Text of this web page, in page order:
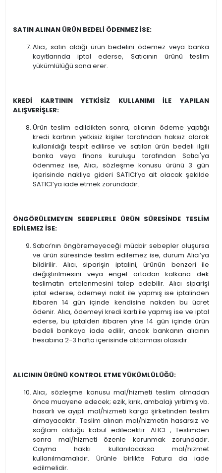
SATIN ALINAN ÜRÜN BEDELİ ÖDENMEZ İSE:
Alıcı, satın aldığı ürün bedelini ödemez veya banka
kayıtlarında iptal ederse, Satıcının ürünü teslim
yükümlülüğü sona erer.
KREDİ KARTININ YETKİSİZ KULLANIMI İLE YAPILAN
ALIŞVERİŞLER:
Ürün teslim edildikten sonra, alıcının ödeme yaptığı
kredi kartının yetkisiz kişiler tarafından haksız olarak
kullanıldığı tespit edilirse ve satılan ürün bedeli ilgili
banka veya finans kuruluşu tarafından Satıcı'ya
ödenmez ise, Alıcı, sözleşme konusu ürünü 3 gün
içerisinde nakliye gideri SATICI’ya ait olacak şekilde
SATICI’ya iade etmek zorundadır.
ÖNGÖRÜLEMEYEN SEBEPLERLE ÜRÜN SÜRESİNDE TESLİM
EDİLEMEZ İSE:
Satıcı’nın öngöremeyeceği mücbir sebepler oluşursa
ve ürün süresinde teslim edilemez ise, durum Alıcı’ya
bildirilir. Alıcı, siparişin iptalini, ürünün benzeri ile
değiştirilmesini veya engel ortadan kalkana dek
teslimatın ertelenmesini talep edebilir. Alıcı siparişi
iptal ederse; ödemeyi nakit ile yapmış ise iptalinden
itibaren 14 gün içinde kendisine nakden bu ücret
ödenir. Alıcı, ödemeyi kredi kartı ile yapmış ise ve iptal
ederse, bu iptalden itibaren yine 14 gün içinde ürün
bedeli bankaya iade edilir, ancak bankanın alıcının
hesabına 2-3 hafta içerisinde aktarması olasıdır.
ALICININ ÜRÜNÜ KONTROL ETME YÜKÜMLÜLÜĞÜ:
Alıcı, sözleşme konusu mal/hizmeti teslim almadan
önce muayene edecek; ezik, kırık, ambalajı yırtılmış vb.
hasarlı ve ayıplı mal/hizmeti kargo şirketinden teslim
almayacaktır. Teslim alınan mal/hizmetin hasarsız ve
sağlam olduğu kabul edilecektir. ALICI , Teslimden
sonra mal/hizmeti özenle korunmak zorundadır.
Cayma hakkı kullanılacaksa mal/hizmet
kullanılmamalıdır. Ürünle birlikte Fatura da iade
edilmelidir.